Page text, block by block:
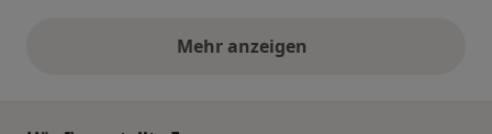
Mehr anzeigenobige Stellungnahmen